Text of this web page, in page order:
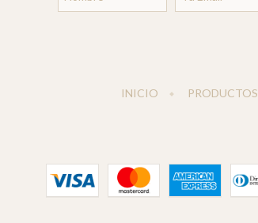
INICIO PRODUCTOS